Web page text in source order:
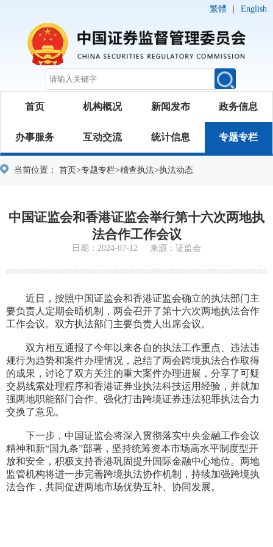
繁體 English
首页 机构概况 新闻发布 政务信息
办事服务 互动交流 统计信息 专题专栏
当前位置： 首页>专题专栏>稽查执法>执法动态
中国证监会和香港证监会举行第十六次两地执
法合作工作会议
日期：2024-07-12 来源：证监会
近日，按照中国证监会和香港证监会确立的执法部门主
要负责人定期会晤机制，两会召开了第十六次两地执法合作
工作会议。双方执法部门主要负责人出席会议。
双方相互通报了今年以来各自的执法工作重点、违法违
规行为趋势和案件办理情况，总结了两会跨境执法合作取得
的成果，讨论了双方关注的重大案件办理进展，分享了可疑
交易线索处理程序和香港证券业执法科技运用经验，并就加
强两地职能部门合作、强化打击跨境证券违法犯罪执法合力
交换了意见。
下一步，中国证监会将深入贯彻落实中央金融工作会议
精神和新“国九条”部署，坚持统筹资本市场高水平制度型开
放和安全，积极支持香港巩固提升国际金融中心地位。两地
监管机构将进一步完善跨境执法协作机制，持续加强跨境执
法合作，共同促进两地市场优势互补、协同发展。